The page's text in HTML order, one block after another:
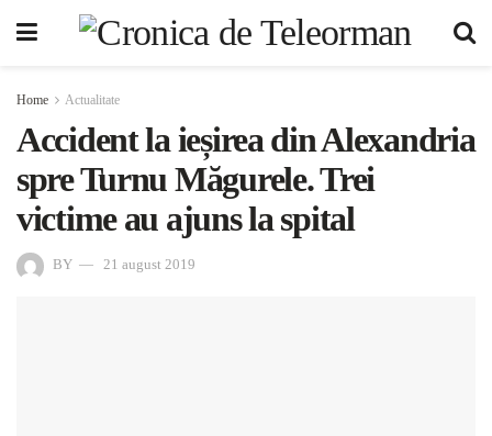
Home Actualitate
Accident la ieșirea din Alexandria
spre Turnu Măgurele. Trei
victime au ajuns la spital
BY 21 august 2019